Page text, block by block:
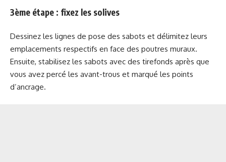
3ème étape : fixez les solives
Dessinez les lignes de pose des sabots et délimitez leurs
emplacements respectifs en face des poutres muraux.
Ensuite, stabilisez les sabots avec des tirefonds après que
vous avez percé les avant-trous et marqué les points
d’ancrage.